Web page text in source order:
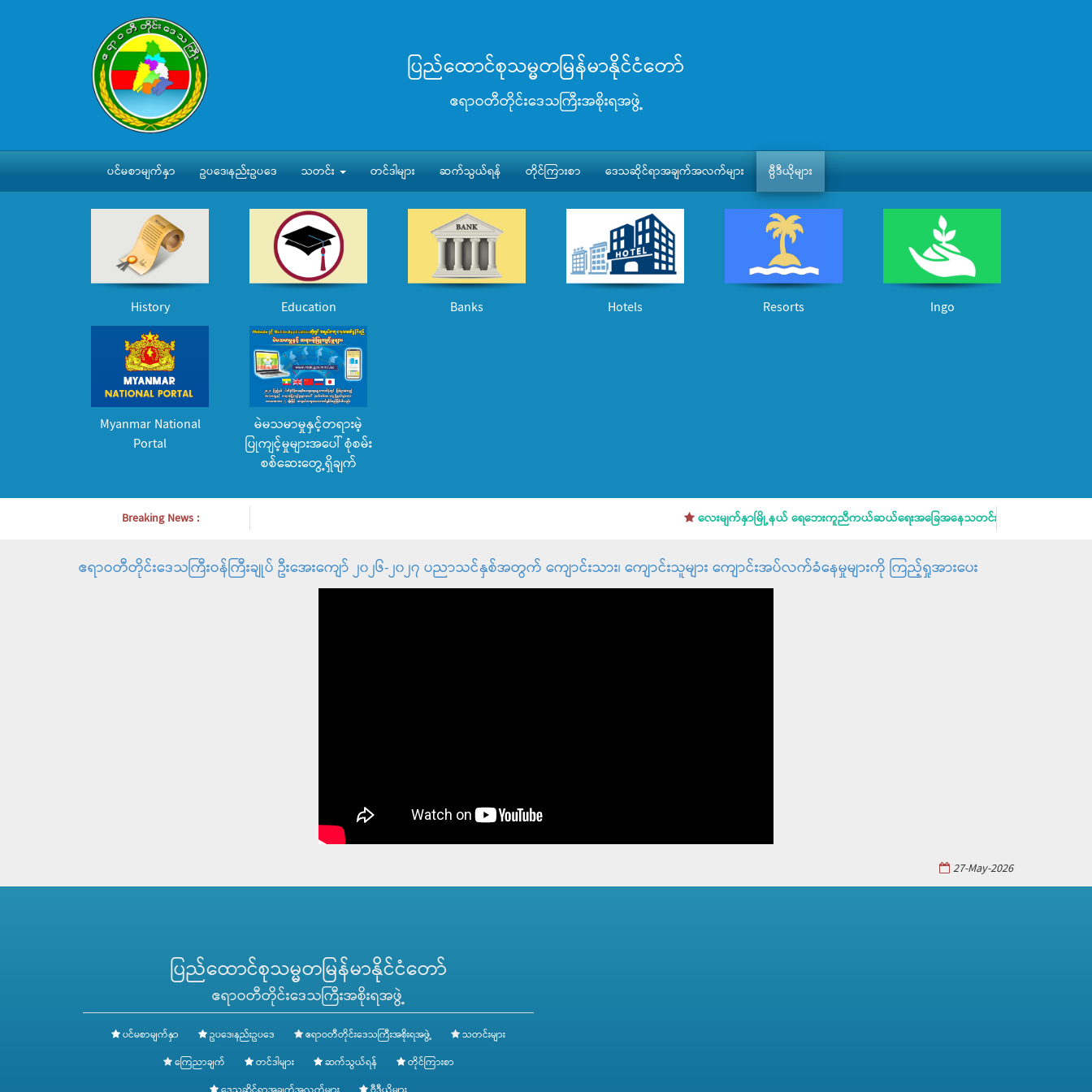
ပြည်ထောင်စုသမ္မတမြန်မာနိုင်ငံတော်
ဧရာဝတီတိုင်းဒေသကြီးအစိုးရအဖွဲ့
ပင်မစာမျက်နှာ ဥပဒေ၊နည်းဥပဒေ သတင်း တင်ဒါများ ဆက်သွယ်ရန် တိုင်ကြားစာ ဒေသဆိုင်ရာအချက်အလက်များ ဗွီဒီယိုများ
History Education Banks Hotels Resorts Ingo
Myanmar National
Portal
မဲမသမာမှုနှင့်တရားမဲ့
ပြုကျင့်မှုများအပေါ် စုံစမ်း
စစ်ဆေးတွေ့ရှိချက်
Breaking News : လေးမျက်နှာမြို့နယ် ရေဘေးကူညီကယ်ဆယ်ရေးအခြေအနေသတင်းထုတ်ပြန်ခြင်း
ဧရာဝတီတိုင်းဒေသကြီးဝန်ကြီးချုပ် ဦးအေးကျော် ၂၀၂၆-၂၀၂၇ ပညာသင်နှစ်အတွက် ကျောင်းသား၊ ကျောင်းသူများ ကျောင်းအပ်လက်ခံနေမှုများကို ကြည့်ရှုအားပေး
27-May-2026
ပြည်ထောင်စုသမ္မတမြန်မာနိုင်ငံတော်
ဧရာဝတီတိုင်းဒေသကြီးအစိုးရအဖွဲ့
ပင်မစာမျက်နှာ ဥပဒေ၊နည်းဥပဒေ ဧရာဝတီတိုင်းဒေသကြီးအစိုးရအဖွဲ့
သတင်းများ
ကြေညာချက်
တင်ဒါများ ဆက်သွယ်ရန်
တိုင်ကြားစာ